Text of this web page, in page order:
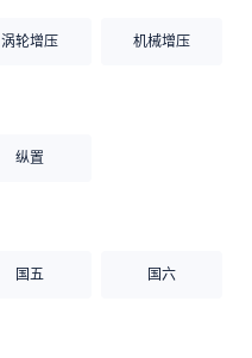
涡轮增压 机械增压
纵置
国五 国六